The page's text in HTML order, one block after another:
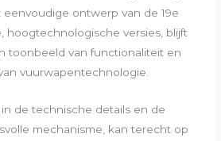
ontwerp van de 19e
hoogtechnologische versies, blijft
toonbeeld van functionaliteit en
vuurwapentechnologie.
de technische details en de
mechanisme, kan terecht op